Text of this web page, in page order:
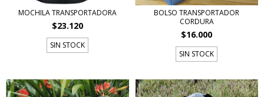
MOCHILA TRANSPORTADORA
$23.120
SIN STOCK
BOLSO TRANSPORTADOR
CORDURA
$16.000
SIN STOCK